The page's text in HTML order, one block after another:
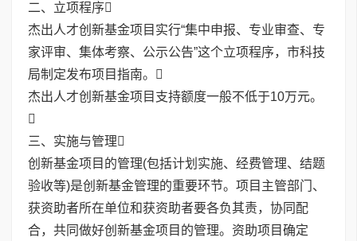
二、立项程序
杰出人才创新基金项目实行“集中申报、专业审查、专
家评审、集体考察、公示公告”这个立项程序，市科技
局制定发布项目指南。
杰出人才创新基金项目支持额度一般不低于10万元。

三、实施与管理
创新基金项目的管理(包括计划实施、经费管理、结题
验收等)是创新基金管理的重要环节。项目主管部门、
获资助者所在单位和获资助者要各负其责，协同配
合，共同做好创新基金项目的管理。资助项目确定